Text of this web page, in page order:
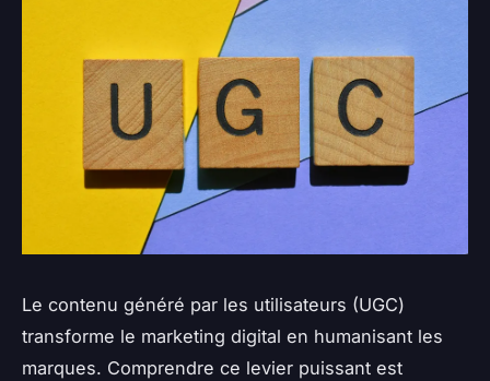
Le contenu généré par les utilisateurs (UGC)
transforme le marketing digital en humanisant les
marques. Comprendre ce levier puissant est